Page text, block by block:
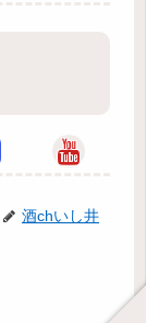
酒chいし井